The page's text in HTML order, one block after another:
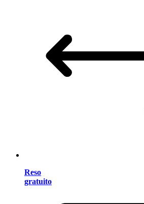
Reso
gratuito